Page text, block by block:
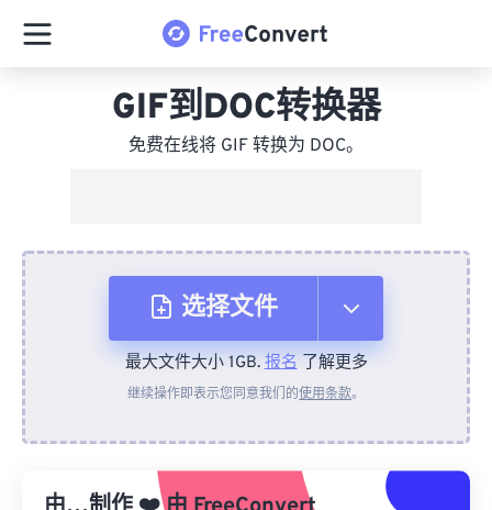
GIF到DOC转换器
免费在线将 GIF 转换为 DOC。
选择文件
从设备
最大文件大小 1GB.报名了解更多
继续操作即表示您同意我们的使用条款。